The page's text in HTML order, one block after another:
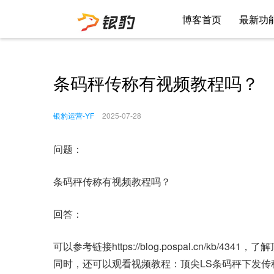
博客首页 最新功
条码秤传称有视频教程吗？
银豹运营-YF 2025-07-28
问题：
条码秤传称有视频教程吗？
回答：
可以参考链接https://blog.pospal.cn/kb/4341，了
同时，还可以观看视频教程：顶尖LS条码秤下发